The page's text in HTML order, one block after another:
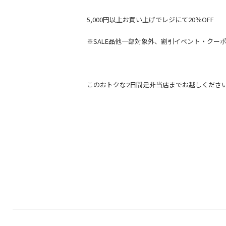
5,000円以上お買い上げでレジにて20％OFF
※SALE品他一部対象外、割引イベント・クー
このおトクな2日間是非当店までお越しくださ